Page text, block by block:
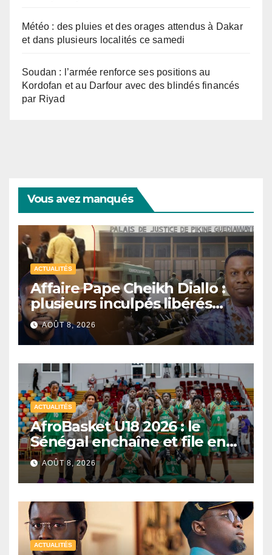
Météo : des pluies et des orages attendus à Dakar
et dans plusieurs localités ce samedi
Soudan : l’armée renforce ses positions au
Kordofan et au Darfour avec des blindés financés
par Riyad
Vous avez manqués
ACTUALITÉS
Affaire Pape Cheikh Diallo :
plusieurs inculpés libérés
après un non-lieu partiel
AOÛT 8, 2026
ACTUALITÉS
AfroBasket U18 2026 : le
Sénégal enchaîne et file en
quarts de finale
AOÛT 8, 2026
ACTUALITÉS